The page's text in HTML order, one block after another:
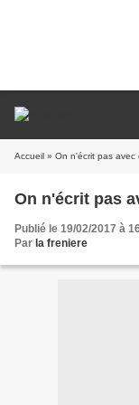
Accueil » On n'écrit pas avec
On n'écrit pas
Publié le 19/02/2017 à
Par la freniere